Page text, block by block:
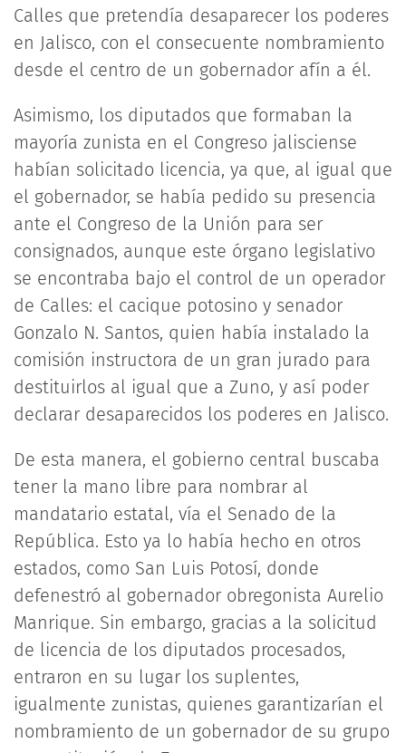
Calles que pretendía desaparecer los poderes
en Jalisco, con el consecuente nombramiento
desde el centro de un gobernador afín a él.
Asimismo, los diputados que formaban la
mayoría zunista en el Congreso jalisciense
habían solicitado licencia, ya que, al igual que
el gobernador, se había pedido su presencia
ante el Congreso de la Unión para ser
consignados, aunque este órgano legislativo
se encontraba bajo el control de un operador
de Calles: el cacique potosino y senador
Gonzalo N. Santos, quien había instalado la
comisión instructora de un gran jurado para
destituirlos al igual que a Zuno, y así poder
declarar desaparecidos los poderes en Jalisco.
De esta manera, el gobierno central buscaba
tener la mano libre para nombrar al
mandatario estatal, vía el Senado de la
República. Esto ya lo había hecho en otros
estados, como San Luis Potosí, donde
defenestró al gobernador obregonista Aurelio
Manrique. Sin embargo, gracias a la solicitud
de licencia de los diputados procesados,
entraron en su lugar los suplentes,
igualmente zunistas, quienes garantizarían el
nombramiento de un gobernador de su grupo